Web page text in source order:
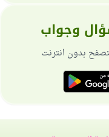
وجواب
بدون انترنت